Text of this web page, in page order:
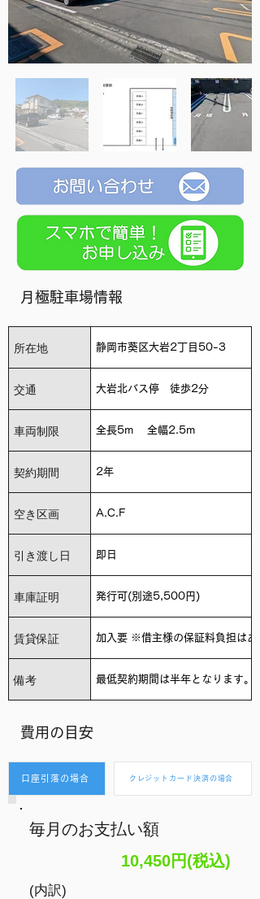
月極駐車場情報
所在地 静岡市葵区大岩2丁目50-3
交通 大岩北バス停 徒歩2分
車両制限 全長5m 全幅2.5m
契約期間 2年
空き区画 A.C.F
引き渡し日 即日
車庫証明 発行可(別途5,500円)
賃貸保証 加入要 ※借主様の保証料負担はあ
備考 最低契約期間は半年となります。
​費用の目安
口座引落の場合 クレジットカード決済の場合
毎月のお支払い額
10,450円(税込)
(内訳)